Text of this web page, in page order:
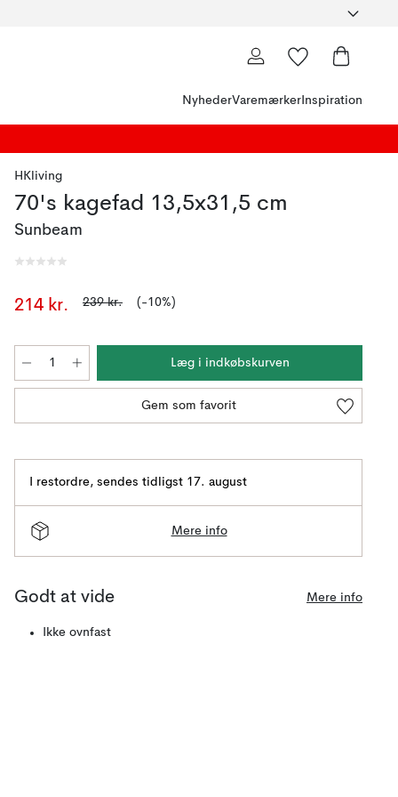
NyhederVaremærker Inspiration
HKliving
70's kagefad 13,5x31,5 cm
Sunbeam
214 kr. 239 kr. (-10%)
Læg i indkøbskurven
Gem som favorit
I restordre, sendes tidligst 17. august
Mere info
Godt at vide Mere info
Ikke ovnfast